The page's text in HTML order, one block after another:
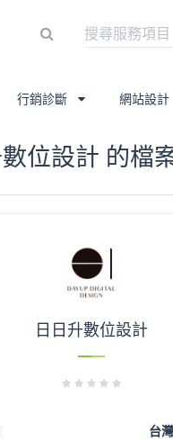
行銷診斷 網站設計
位設計 的檔
日日升數位設計
台